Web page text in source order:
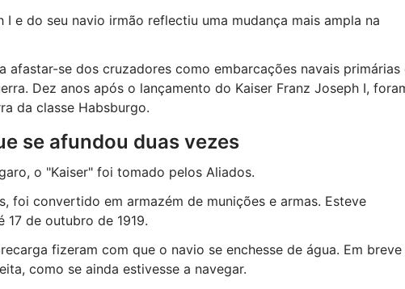
I e do seu navio irmão reflectiu uma mudança mais ampla na
afastar-se dos cruzadores como embarcações navais primárias
Dez anos após o lançamento do Kaiser Franz Joseph I,
da classe Habsburgo.
se afundou duas vezes
o "Kaiser" foi tomado pelos Aliados.
foi convertido em armazém de munições e armas. Esteve
de outubro de 1919.
fizeram com que o navio se enchesse de água. Em breve
como se ainda estivesse a navegar.